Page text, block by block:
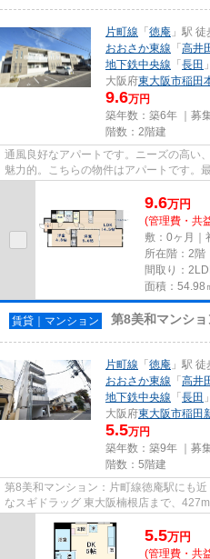
片町線 「徳庵 」駅
おおさか東線 「高井
地下鉄中央線 「長田
大阪府東大阪市稲田
9.6万円
築年数：築6年 ｜募
階数：2階建
通風良好なアパートです。ニーズの高い
魅力的。こちらの物件はアパートです。
に不動産情報を集めたい方は...
9.6万円
(管理費・共
敷：0ヶ月｜
所在階：2階
間取り：
面積：54.98
賃貸｜マンション 第8美和マンショ
片町線 「徳庵 」駅
おおさか東線 「高井
地下鉄中央線 「長田
大阪府東大阪市稲田
5.5万円
築年数：築9年 ｜募
階数：5階建
第8美和マンション：片町線徳庵駅にも
なスギドラッグ 東大阪楠根店まで、
件です。眺望良好なエリアで魅...
5.5万円
(管理費・共